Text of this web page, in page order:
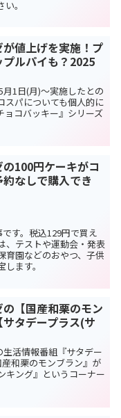
。
値上げを実施！プ
プルパイも？2025
1日(月)～実施したとの
スパについても個人的に
ョコバッキー』シリーズ
100円ケーキがコ
なしで購入でき
す。税込129円で買え
、テストや運動会・発表
育園などのおやつ、子供
ます。
【国産和栗のモン
タデープラス(サ
生活情報番組『サタデー
和栗のモンブラン』が
キング』というコーナー